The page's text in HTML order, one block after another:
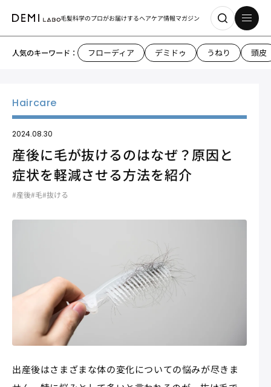
毛髪科学のプロがお届けするヘアケア情報マガジン
人気のキーワード： フローディア デミドゥ うねり 頭皮
2024.08.30
産後に毛が抜けるのはなぜ？原因と
症状を軽減させる方法を紹介
#産後#毛#抜ける
出産後はさまざまな体の変化についての悩みが尽きま